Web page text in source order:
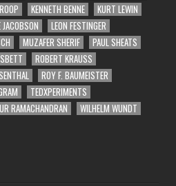
KENNETH BENNE
KURT LEWIN
JACOBSON
LEON FESTINGER
MUZAFER SHERIF
PAUL SHEATS
ROBERT KRAUSS
ROY F. BAUMEISTER
TEDXPERIMENTS
RAMACHANDRAN
WILHELM WUNDT